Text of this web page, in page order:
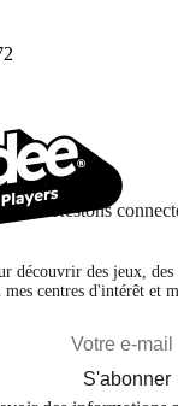
Restons
découvrir des jeux, des
mes centres d'intérêt et
S'abonner